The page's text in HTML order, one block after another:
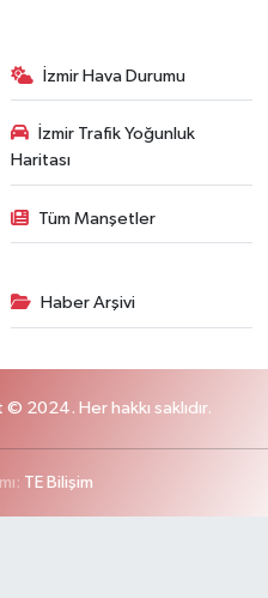
İzmir Hava Durumu
İzmir Trafik Yoğunluk
Haritası
Tüm Manşetler
Haber Arşivi
2024. Her hakkı saklıdır.
TE Bilişim